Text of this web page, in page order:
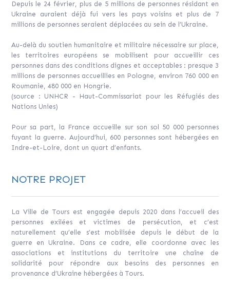
Depuis le 24 février, plus de 5 millions de personnes résidant en
Ukraine auraient déjà fui vers les pays voisins et plus de 7
millions de personnes seraient déplacées au sein de l’Ukraine.
Au-delà du soutien humanitaire et militaire nécessaire sur place,
les territoires européens se mobilisent pour accueillir ces
personnes dans des conditions dignes et acceptables : presque 3
millions de personnes accueillies en Pologne, environ 760 000 en
Roumanie, 480 000 en Hongrie.
(source : UNHCR - Haut-Commissariat pour les Réfugiés des
Nations Unies)
Pour sa part, la France accueille sur son sol 50 000 personnes
fuyant la guerre. Aujourd’hui, 600 personnes sont hébergées en
Indre-et-Loire, dont un quart d’enfants.
NOTRE PROJET
La Ville de Tours est engagée depuis 2020 dans l’accueil des
personnes exilées et victimes de persécution, et c’est
naturellement qu’elle s’est mobilisée depuis le début de la
guerre en Ukraine. Dans ce cadre, elle coordonne avec les
associations et institutions du territoire une chaîne de
solidarité pour répondre aux besoins des personnes en
provenance d’Ukraine hébergées à Tours.